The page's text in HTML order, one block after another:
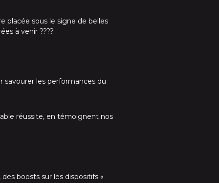
placée sous le signe de belles
à venir ????
les performances du
réussite, en témoignent nos
boosts sur les dispositifs «